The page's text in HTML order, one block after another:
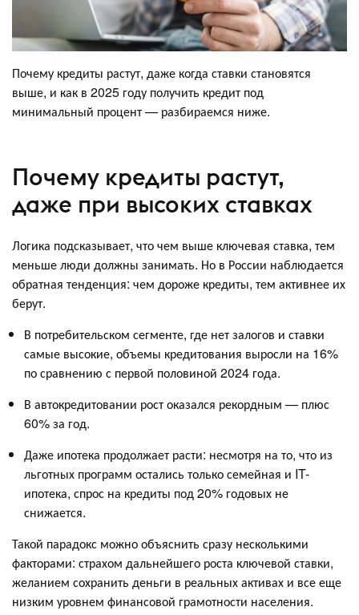
Почему кредиты растут, даже когда ставки становятся
выше, и как в 2025 году получить кредит под
минимальный процент — разбираемся ниже.
Почему кредиты растут,
даже при высоких ставках
Логика подсказывает, что чем выше ключевая ставка, тем
меньше люди должны занимать. Но в России наблюдается
обратная тенденция: чем дороже кредиты, тем активнее их
берут.
В потребительском сегменте, где нет залогов и ставки
самые высокие, объемы кредитования выросли на 16%
по сравнению с первой половиной 2024 года.
В автокредитовании рост оказался рекордным — плюс
60% за год.
Даже ипотека продолжает расти: несмотря на то, что из
льготных программ остались только семейная и IT-
ипотека, спрос на кредиты под 20% годовых не
снижается.
Такой парадокс можно объяснить сразу несколькими
факторами: страхом дальнейшего роста ключевой ставки,
желанием сохранить деньги в реальных активах и все еще
низким уровнем финансовой грамотности населения.